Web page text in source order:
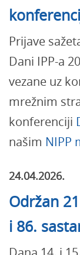
Prijave
Dani IPP-a
vezane uz
mrežnim
konferenciji
našim NIPP
24.04.2026.
Održan
i 86.